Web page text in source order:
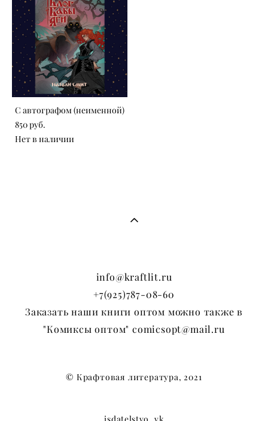
С автографом (неименной)
850 pуб.
Нет в наличии
info@kraftlit.ru
+7(925)787-08-60
Заказать наши книги оптом можно также в
"Комиксы оптом" comicsopt@mail.ru
© Крафтовая литература, 2021